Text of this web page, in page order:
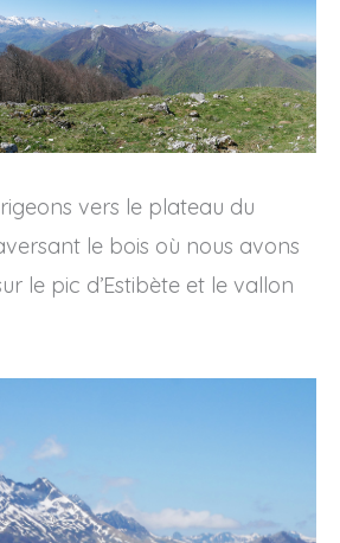
vers le plateau du
le bois où nous avons
le pic d’Estibète et le vallon